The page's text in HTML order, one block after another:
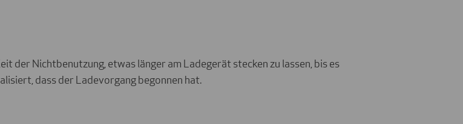
der Nichtbenutzung, etwas länger am Ladegerät stecken zu lassen, bis es
dass der Ladevorgang begonnen hat.